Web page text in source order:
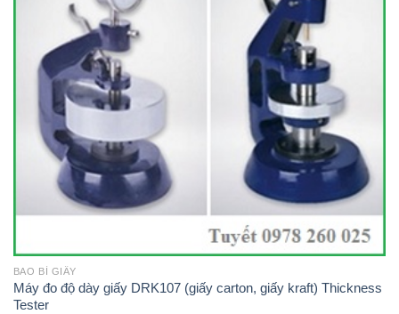
BAO BÌ GIẤY
Máy đo độ dày giấy DRK107 (giấy carton, giấy kraft) Thickness
Tester